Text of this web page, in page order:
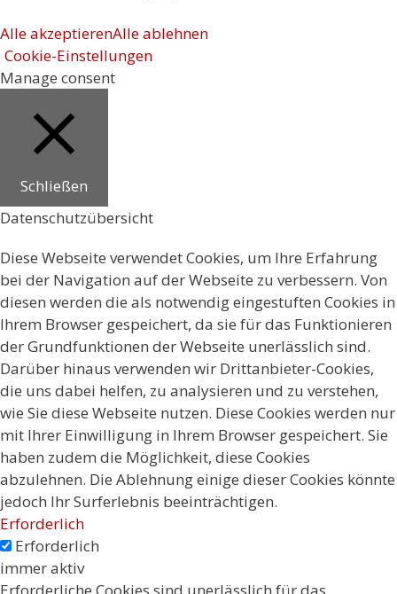
Alle akzeptierenAlle ablehnen
Cookie-Einstellungen
Manage consent
Schließen
Datenschutzübersicht
Diese Webseite verwendet Cookies, um Ihre Erfahrung
bei der Navigation auf der Webseite zu verbessern. Von
diesen werden die als notwendig eingestuften Cookies in
Ihrem Browser gespeichert, da sie für das Funktionieren
der Grundfunktionen der Webseite unerlässlich sind.
Darüber hinaus verwenden wir Drittanbieter-Cookies,
die uns dabei helfen, zu analysieren und zu verstehen,
wie Sie diese Webseite nutzen. Diese Cookies werden nur
mit Ihrer Einwilligung in Ihrem Browser gespeichert. Sie
haben zudem die Möglichkeit, diese Cookies
abzulehnen. Die Ablehnung einige dieser Cookies könnte
jedoch Ihr Surferlebnis beeinträchtigen.
Erforderlich
Erforderlich
immer aktiv